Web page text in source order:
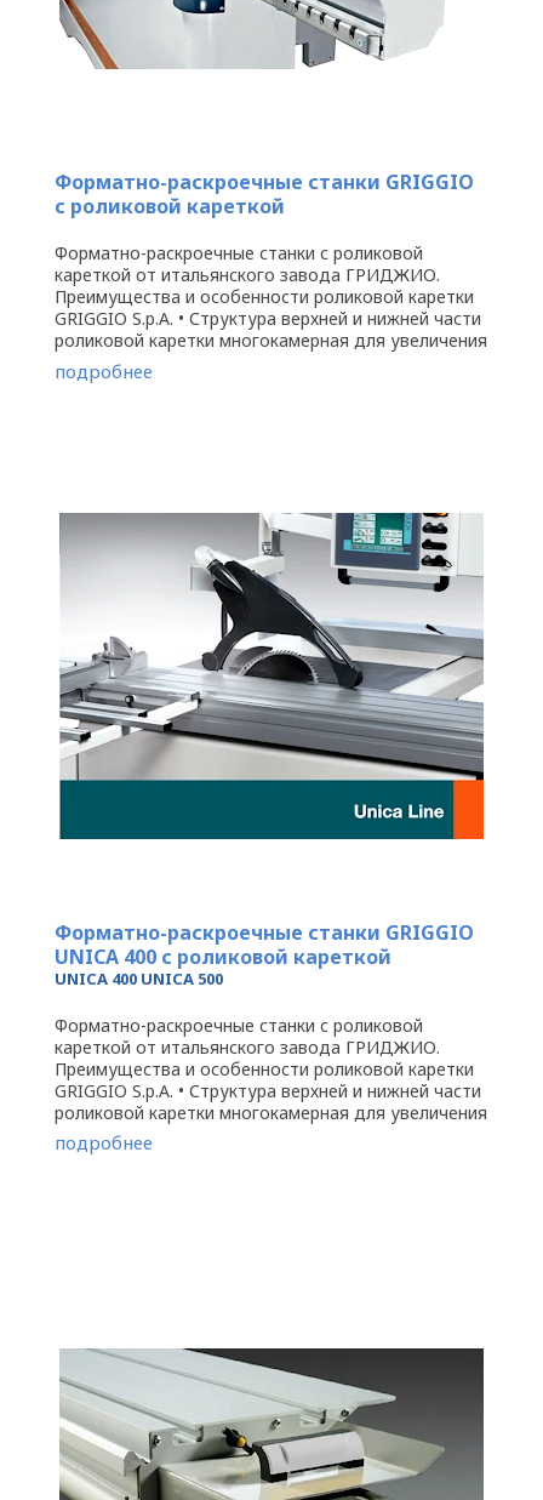
Форматно-раскроечные станки GRIGGIO
с роликовой кареткой
Форматно-раскроечные станки с роликовой
кареткой от итальянского завода ГРИДЖИО.
Преимущества и особенности роликовой каретки
GRIGGIO S.p.A. • Структура верхней и нижней части
роликовой каретки многокамерная для увеличения
прочности и стабильности • ...
подробнее
Форматно-раскроечные станки GRIGGIO
UNICA 400 с роликовой кареткой
UNICA 400 UNICA 500
Форматно-раскроечные станки с роликовой
кареткой от итальянского завода ГРИДЖИО.
Преимущества и особенности роликовой каретки
GRIGGIO S.p.A. • Структура верхней и нижней части
роликовой каретки многокамерная для увеличения
прочности и стабильности • ...
подробнее